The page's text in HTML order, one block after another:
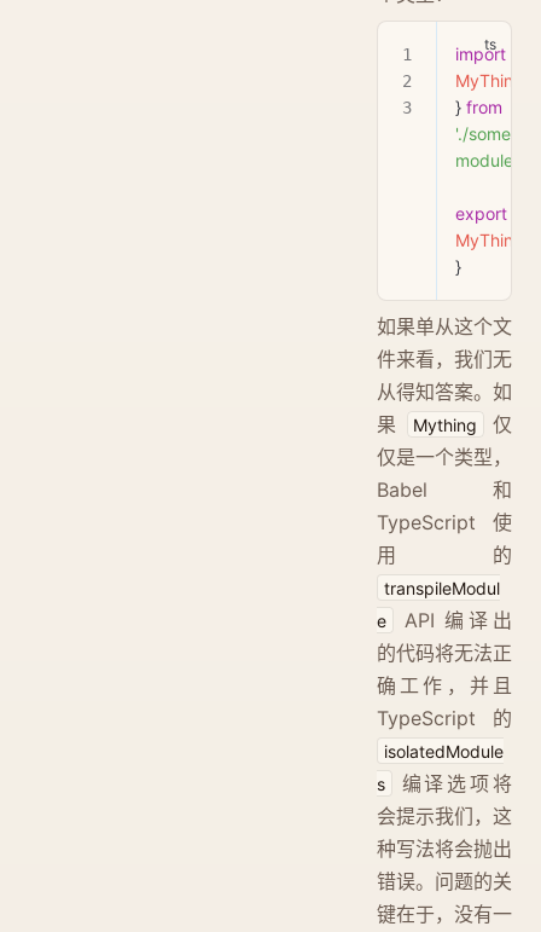
import
MyThing
} from
'./some-
module.js'
export
MyThing
}
如果单从这个文
件来看，我们无
从得知答案。如
果
Mything
仅
仅是一个类型，
Babel 和
TypeScript 使
用的
transpileModul
e
API 编译出
的代码将无法正
确工作，并且
TypeScript 的
isolatedModule
s
编译选项将
会提示我们，这
种写法将会抛出
错误。问题的关
键在于，没有一